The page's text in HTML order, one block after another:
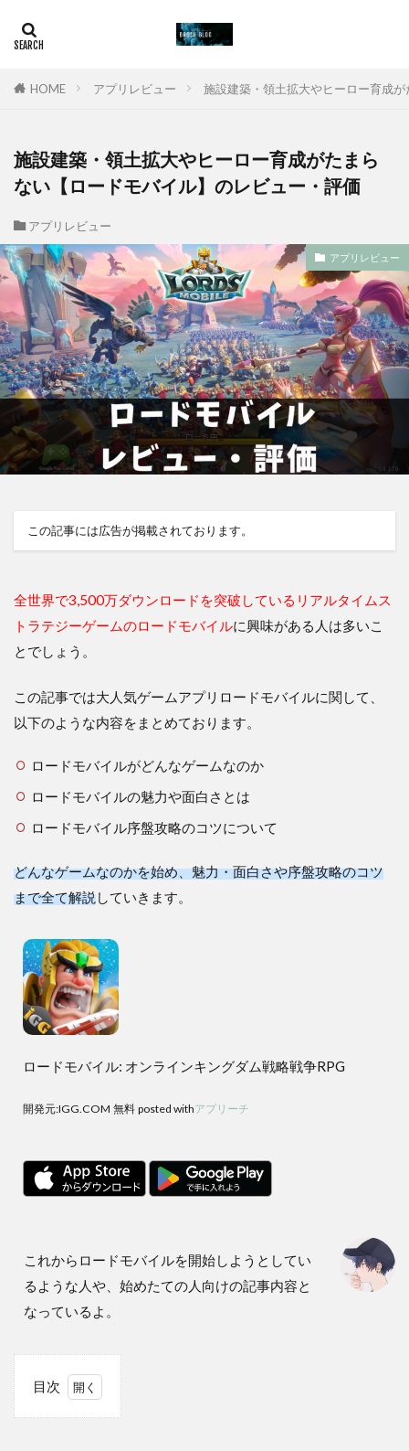
HOME アプリレビュー 施設建築・領土拡大やヒーロー育成
施設建築・領土拡大やヒーロー育成がたまら
ない【ロードモバイル】のレビュー・評価
アプリレビュー
アプリレビュー
この記事には広告が掲載されております。
全世界で3,500万ダウンロードを突破しているリアルタイムス
トラテジーゲームのロードモバイルに興味がある人は多いこ
とでしょう。
この記事では大人気ゲームアプリロードモバイルに関して、
以下のような内容をまとめております。
ロードモバイルがどんなゲームなのか
ロードモバイルの魅力や面白さとは
ロードモバイル序盤攻略のコツについて
どんなゲームなのかを始め、魅力・面白さや序盤攻略のコツ
まで全て解説していきます。
ロードモバイル: オンラインキングダム戦略戦争RPG
開発元:IGG.COM 無料 posted withアプリーチ
これからロードモバイルを開始しようとしてい
るような人や、始めたての人向けの記事内容と
なっているよ。
目次